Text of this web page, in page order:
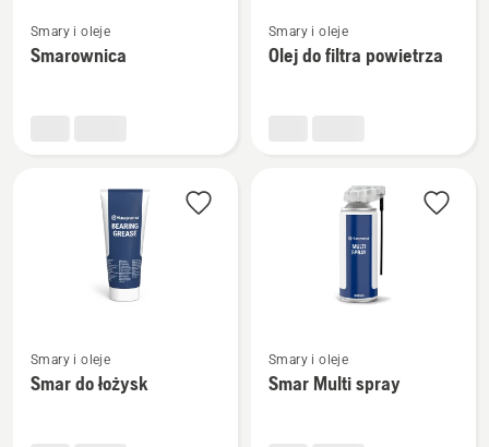
więcej
szczegółów
Smary i oleje
Smarownica
więcej
szczegółów
Smary i oleje
Olej do filtra powietrza
więcej
szczegółów
Smary i oleje
Smar do łożysk
więcej
szczegółów
Smary i oleje
Smar Multi spray